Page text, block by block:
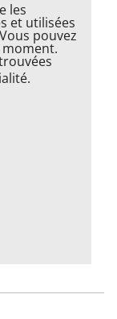
les
et utilisées
pouvez
.